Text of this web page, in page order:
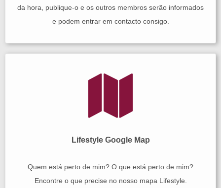
da hora, publique-o e os outros membros serão informados
e podem entrar em contacto consigo.
Lifestyle Google Map
Quem está perto de mim? O que está perto de mim?
Encontre o que precise no nosso mapa Lifestyle.